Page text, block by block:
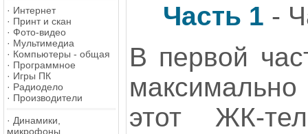
· Интернет
· Принт и скан
· Фото-видео
· Мультимедиа
· Компьютеры - общая
· Программное
· Игры ПК
· Радиодело
· Производители
· Динамики,
микрофоны
Часть 1 -
В первой
максимально
этот ЖК-